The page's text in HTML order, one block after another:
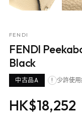
FENDI
FENDI
Black
中古品A ! 少許使用
HK$18,252